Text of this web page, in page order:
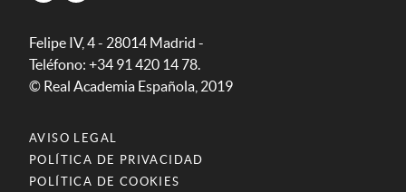
Felipe IV, 4 - 28014 Madrid -
Teléfono: +34 91 420 14 78.
© Real Academia Española, 2019
AVISO LEGAL
POLÍTICA DE PRIVACIDAD
POLÍTICA DE COOKIES